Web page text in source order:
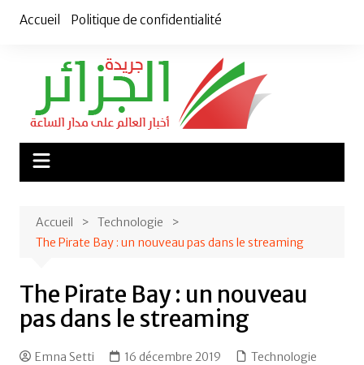
Accueil Politique de confidentialité
Accueil
Technologie
The Pirate Bay : un nouveau pas dans le streaming
The Pirate Bay : un nouveau
pas dans le streaming
Emna Setti 16 décembre 2019 Technologie